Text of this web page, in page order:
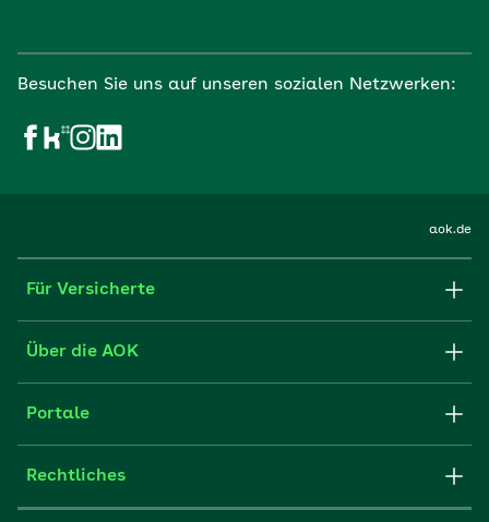
Besuchen Sie uns auf unseren sozialen Netzwerken:
aok.de
Für Versicherte
Formulare und Anträge
FAQ
Über die AOK
Struktur & Verwaltung
Portale
Fachportal für Arbeitgeber
Rechtliches